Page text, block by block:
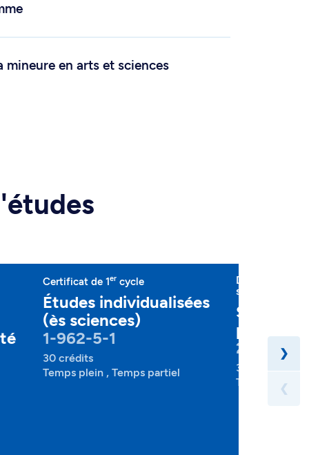
mineure en arts et sciences
Certificat de 1er cycle
Études individualisées
(ès sciences)
1-962-5-1
30 crédits
Temps plein , Temps partiel
Diplôme
spécialisées
Société,
2-241-1-
30 crédits
Temps plein ,
❯
❮